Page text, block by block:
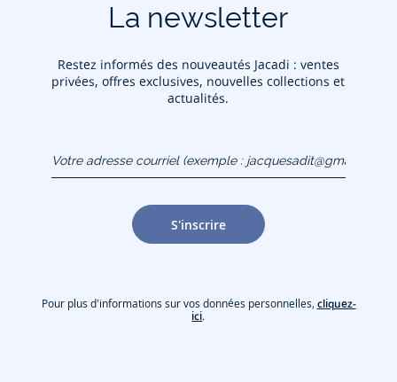
La newsletter
Restez informés des nouveautés Jacadi : ventes
privées, offres exclusives, nouvelles collections et
actualités.
(exemple :
jacquesadit@gmail.com)
S'inscrire
Pour plus d'informations sur vos données personnelles, cliquez-
ici.